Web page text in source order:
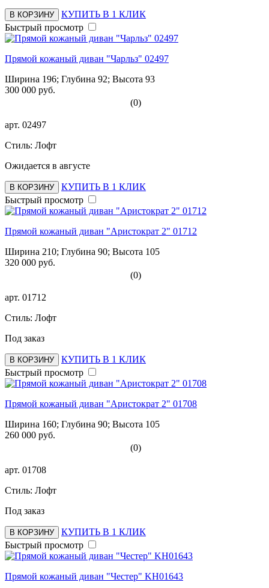
В КОРЗИНУ
КУПИТЬ В 1 КЛИК
Быстрый просмотр
Прямой кожаный диван "Чарльз" 02497
Ширина 196; Глубина 92; Высота 93
300 000 руб.
(0)
арт. 02497
Стиль: Лофт
Ожидается в августе
В КОРЗИНУ
КУПИТЬ В 1 КЛИК
Быстрый просмотр
Прямой кожаный диван "Аристократ 2" 01712
Ширина 210; Глубина 90; Высота 105
320 000 руб.
(0)
арт. 01712
Стиль: Лофт
Под заказ
В КОРЗИНУ
КУПИТЬ В 1 КЛИК
Быстрый просмотр
Прямой кожаный диван "Аристократ 2" 01708
Ширина 160; Глубина 90; Высота 105
260 000 руб.
(0)
арт. 01708
Стиль: Лофт
Под заказ
В КОРЗИНУ
КУПИТЬ В 1 КЛИК
Быстрый просмотр
Прямой кожаный диван "Честер" KH01643